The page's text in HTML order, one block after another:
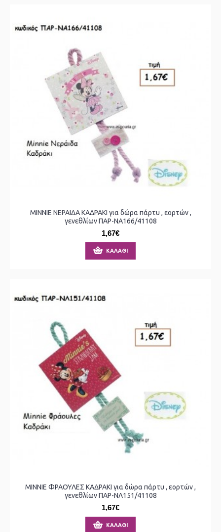
MINNIE ΝΕΡΑΙΔΑ ΚΑΔΡΑΚΙ για δώρα πάρτυ , εορτών ,
γενεθλίων ΠΑΡ-ΝΑ166/41108
1,67€
ΚΑΛΆΘΙ
MINNIE ΦΡΑΟΥΛΕΣ ΚΑΔΡΑΚΙ για δώρα πάρτυ , εορτών ,
γενεθλίων ΠΑΡ-ΝΛ151/41108
1,67€
ΚΑΛΆΘΙ